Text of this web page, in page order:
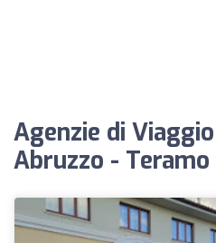
Agenzie di
Abruzzo - Teramo